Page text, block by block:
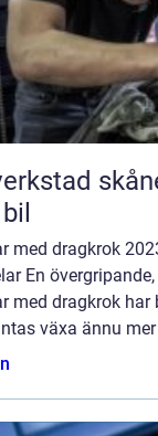
skåne så väljer du rätt verkstad
med dragkrok
En
med dragkrok
växa ännu mer